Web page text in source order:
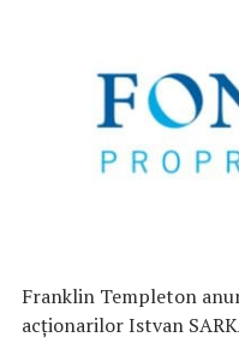
Franklin Templeton
acționarilor Istvan